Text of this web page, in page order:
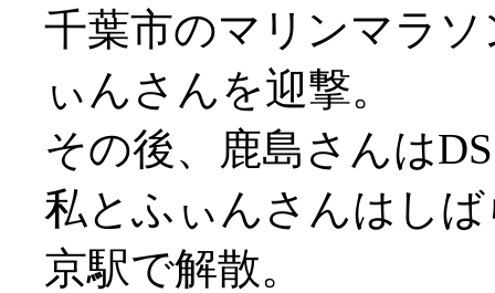
千葉市のマリンマラ
ぃんさんを迎撃。
その後、鹿島さんは
私とふぃんさんはし
京駅で解散。